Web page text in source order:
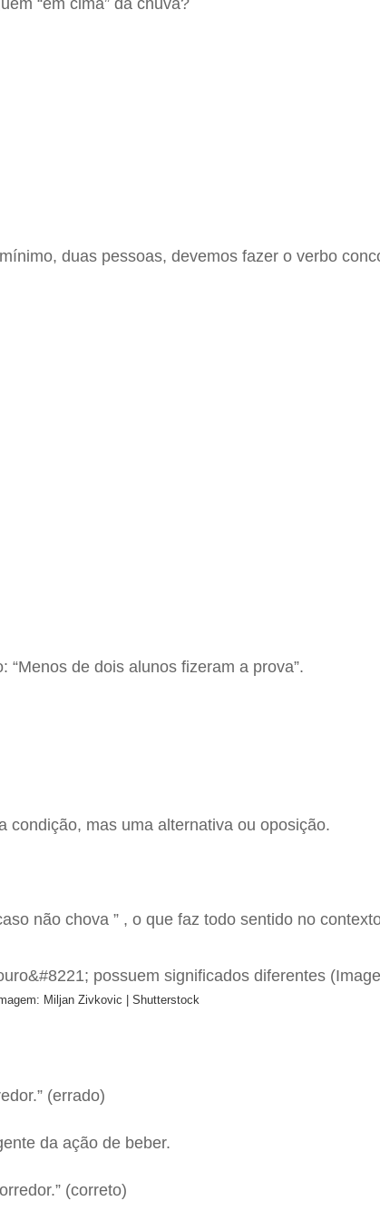
“em cima” da chuva?
duas pessoas, devemos fazer o verbo
de dois alunos fizeram a prova”.
condição, mas uma alternativa ou oposição.
não chova ” , o que faz todo sentido no
Miljan Zivkovic | Shutterstock
(errado)
da ação de beber.
(correto)